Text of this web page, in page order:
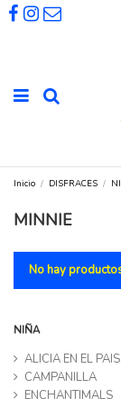
Inicio DISFRACES
MINNIE
No hay
NIÑA
ALICIA EN EL PAIS
CAMPANILLA
ENCHANTIMALS